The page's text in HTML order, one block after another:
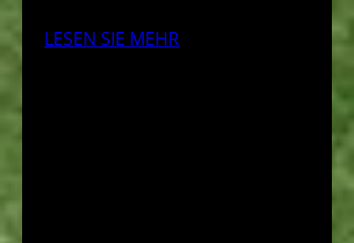
LESEN SIE MEHR